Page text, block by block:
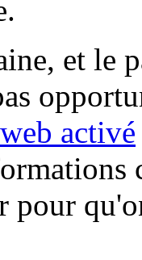
et le
activé
pour